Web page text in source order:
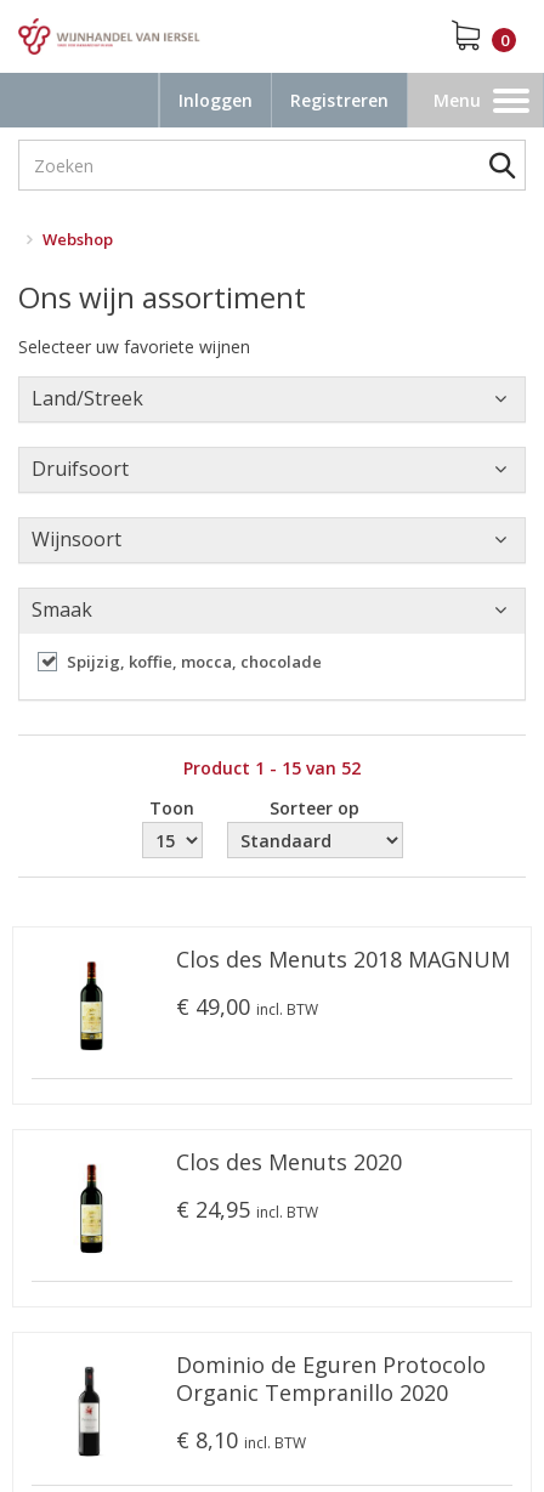
0
Inloggen Registreren
Toggle
navigation
Menu
Webshop
Ons wijn assortiment
Selecteer uw favoriete wijnen
Land/Streek
Druifsoort
Wijnsoort
Smaak
Spijzig, koffie, mocca, chocolade
Product 1 - 15 van 52
Toon
Sorteer op
Clos des Menuts 2018 MAGNUM
€ 49,00 incl. BTW
Clos des Menuts 2020
€ 24,95 incl. BTW
Dominio de Eguren Protocolo
Organic Tempranillo 2020
€ 8,10 incl. BTW